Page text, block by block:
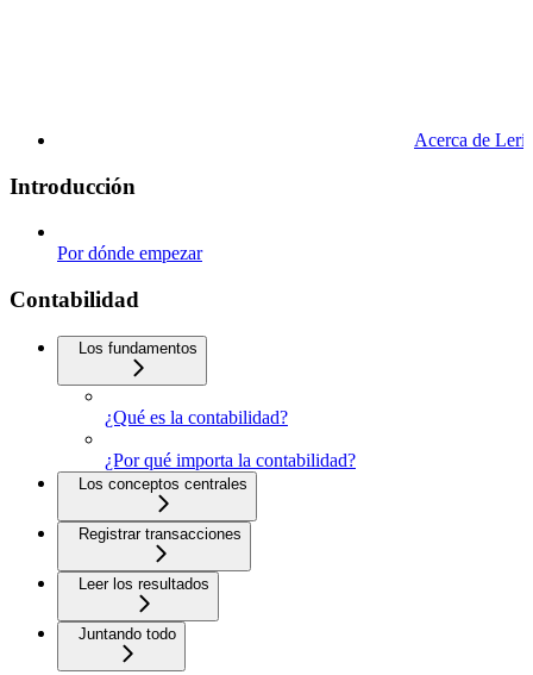
Acerca de
Introducción
Por dónde empezar
Contabilidad
Los fundamentos
¿Qué es la contabilidad?
¿Por qué importa la contabilidad?
Los conceptos centrales
Registrar transacciones
Leer los resultados
Juntando todo